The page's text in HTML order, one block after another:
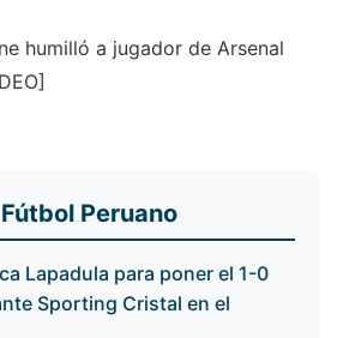
Peruano
Lapadula para poner el 1-0
Sporting Cristal en el